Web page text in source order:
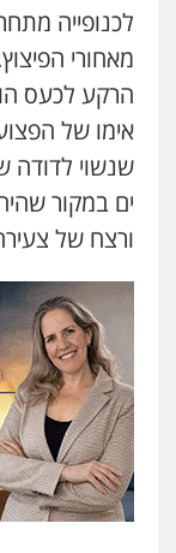
לכנופייה
מאחורי
הרקע לכעס
אימו של
שנשוי
ים במקור
ורצח של